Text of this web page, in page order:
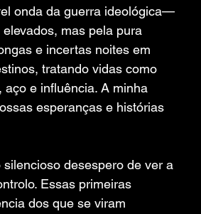
onda da guerra ideológica—
mas pela pura
e incertas noites em
tratando vidas como
e influência. A minha
esperanças e histórias
desespero de ver a
Essas primeiras
dos que se viram